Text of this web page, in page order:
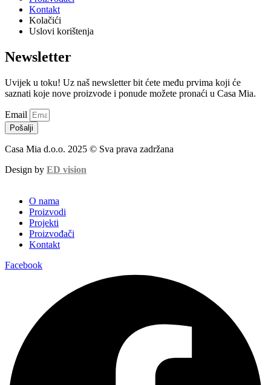
Kontakt
Kolačići
Uslovi korištenja
Newsletter
Uvijek u toku! Uz naš newsletter bit ćete među prvima koji će
saznati koje nove proizvode i ponude možete pronaći u Casa Mia.
Email
Pošalji
Casa Mia d.o.o. 2025 © Sva prava zadržana
Design by ED vision
O nama
Proizvodi
Projekti
Proizvođači
Kontakt
Facebook